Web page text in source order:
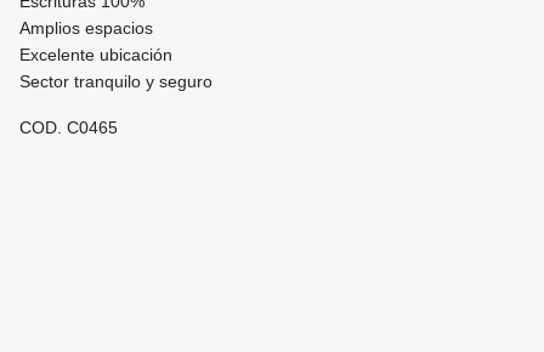
Amplios espacios
Excelente ubicación
Sector tranquilo y seguro
COD. C0465